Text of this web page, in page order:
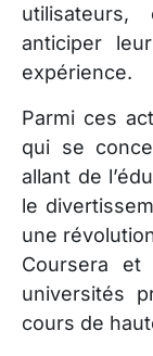
anticiper
expérience.
Parmi ces
qui se
allant de
le
une
Coursera et
universités
cours de